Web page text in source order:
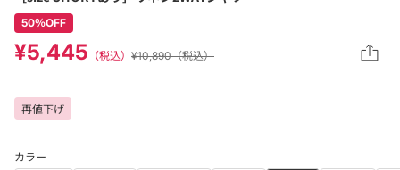
50％OFF
¥5,445 （税込） ¥10,890（税込）
再値下げ
カラー